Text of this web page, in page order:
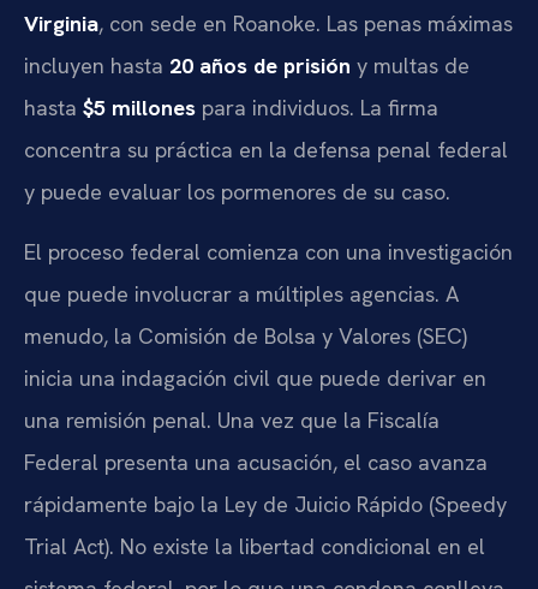
Virginia, con sede en Roanoke. Las penas máximas
incluyen hasta 20 años de prisión y multas de
hasta $5 millones para individuos. La firma
concentra su práctica en la defensa penal federal
y puede evaluar los pormenores de su caso.
El proceso federal comienza con una investigación
que puede involucrar a múltiples agencias. A
menudo, la Comisión de Bolsa y Valores (SEC)
inicia una indagación civil que puede derivar en
una remisión penal. Una vez que la Fiscalía
Federal presenta una acusación, el caso avanza
rápidamente bajo la Ley de Juicio Rápido (Speedy
Trial Act). No existe la libertad condicional en el